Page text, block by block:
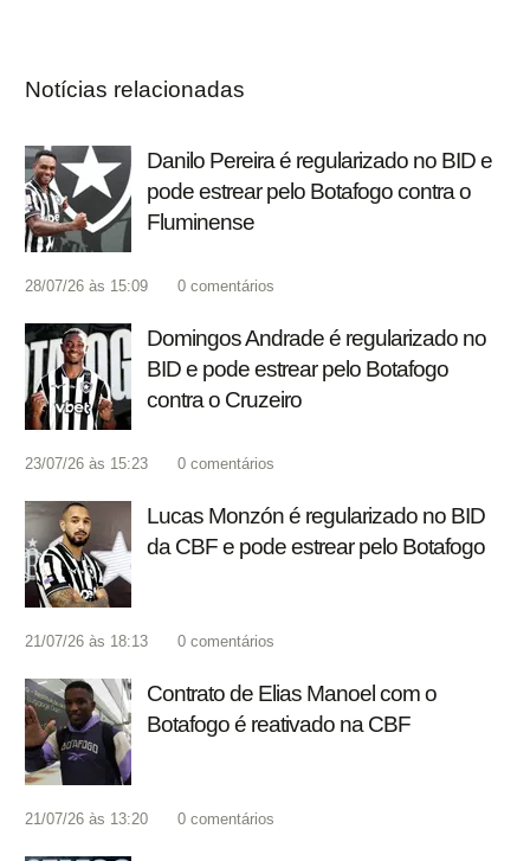
Notícias relacionadas
Danilo Pereira é regularizado no BID e
pode estrear pelo Botafogo contra o
Fluminense
28/07/26 às 15:09 0 comentários
Domingos Andrade é regularizado no
BID e pode estrear pelo Botafogo
contra o Cruzeiro
23/07/26 às 15:23 0 comentários
Lucas Monzón é regularizado no BID
da CBF e pode estrear pelo Botafogo
21/07/26 às 18:13 0 comentários
Contrato de Elias Manoel com o
Botafogo é reativado na CBF
21/07/26 às 13:20 0 comentários